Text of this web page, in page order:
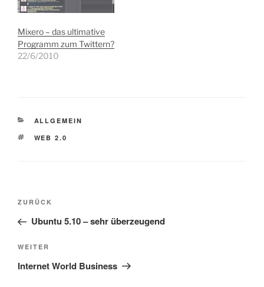
Mixero – das ultimative
Programm zum Twittern?
22/6/2010
KATEGORIEN
ALLGEMEIN
SCHLAGWÖRTER
WEB 2.0
Beitragsnavigation
Vorheriger
Beitrag
ZURÜCK
Ubuntu 5.10 – sehr überzeugend
Nächster
Beitrag
WEITER
Internet World Business